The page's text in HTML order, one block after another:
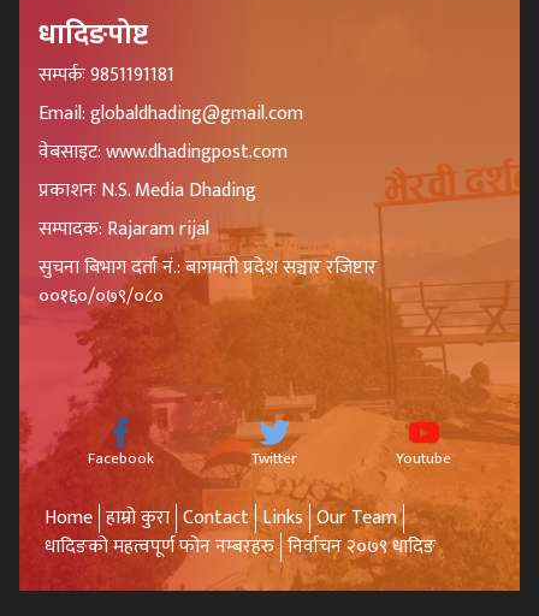
धादिङपोष्ट
सम्पर्कः 9851191181
Email: globaldhading@gmail.com
वेबसाइट: www.dhadingpost.com
प्रकाशनः N.S. Media Dhading
सम्पादक: Rajaram rijal
सुचना बिभाग दर्ता नं.: बागमती प्रदेश सञ्चार रजिष्टार
००१६०/०७९/०८०
Facebook Twitter Youtube
Home हाम्रो कुरा Contact Links Our Team
धादिङको महत्वपूर्ण फोन नम्बरहरु निर्वाचन २०७९ धादिङ